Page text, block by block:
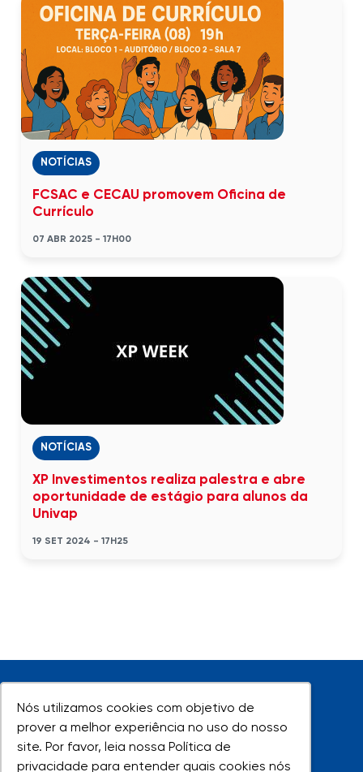
Nós utilizamos cookies com objetivo de
prover a melhor experiência no uso do nosso
site. Por favor, leia nossa Política de
privacidade para entender quais cookies nós
Nós utilizamos cookies com objetivo de
prover a melhor experiência no uso do nosso
site. Por favor, leia nossa Política de
privacidade para entender quais cookies nós
NOTÍCIAS
FCSAC e CECAU promovem Oficina de
Currículo
07 ABR 2025 - 17H00
NOTÍCIAS
XP Investimentos realiza palestra e abre
oportunidade de estágio para alunos da
Univap
19 SET 2024 - 17H25
UNIVAP - Todos os direitos reservados